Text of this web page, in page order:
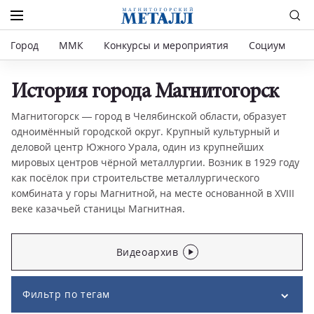
Город ММК Конкурсы и мероприятия Социум
История города Магнитогорск
Магнитогорск — город в Челябинской области, образует
одноимённый городской округ. Крупный культурный и
деловой центр Южного Урала, один из крупнейших
мировых центров чёрной металлургии. Возник в 1929 году
как посёлок при строительстве металлургического
комбината у горы Магнитной, на месте основанной в XVIII
веке казачьей станицы Магнитная.
Видеоархив
Фильтр по тегам